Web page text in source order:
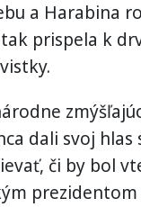
a Harabina
prispela k
dali svoj hlas
či by bol